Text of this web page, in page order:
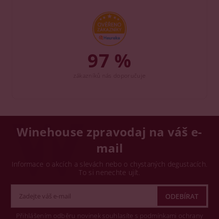
97 %
Winehouse zpravodaj na váš e-
mail
Informace o akcích a slevách nebo o chystaných degustacích.
To si nenechte ujít.
Přihlášením odběru novinek souhlasíte s podmínkami ochrany